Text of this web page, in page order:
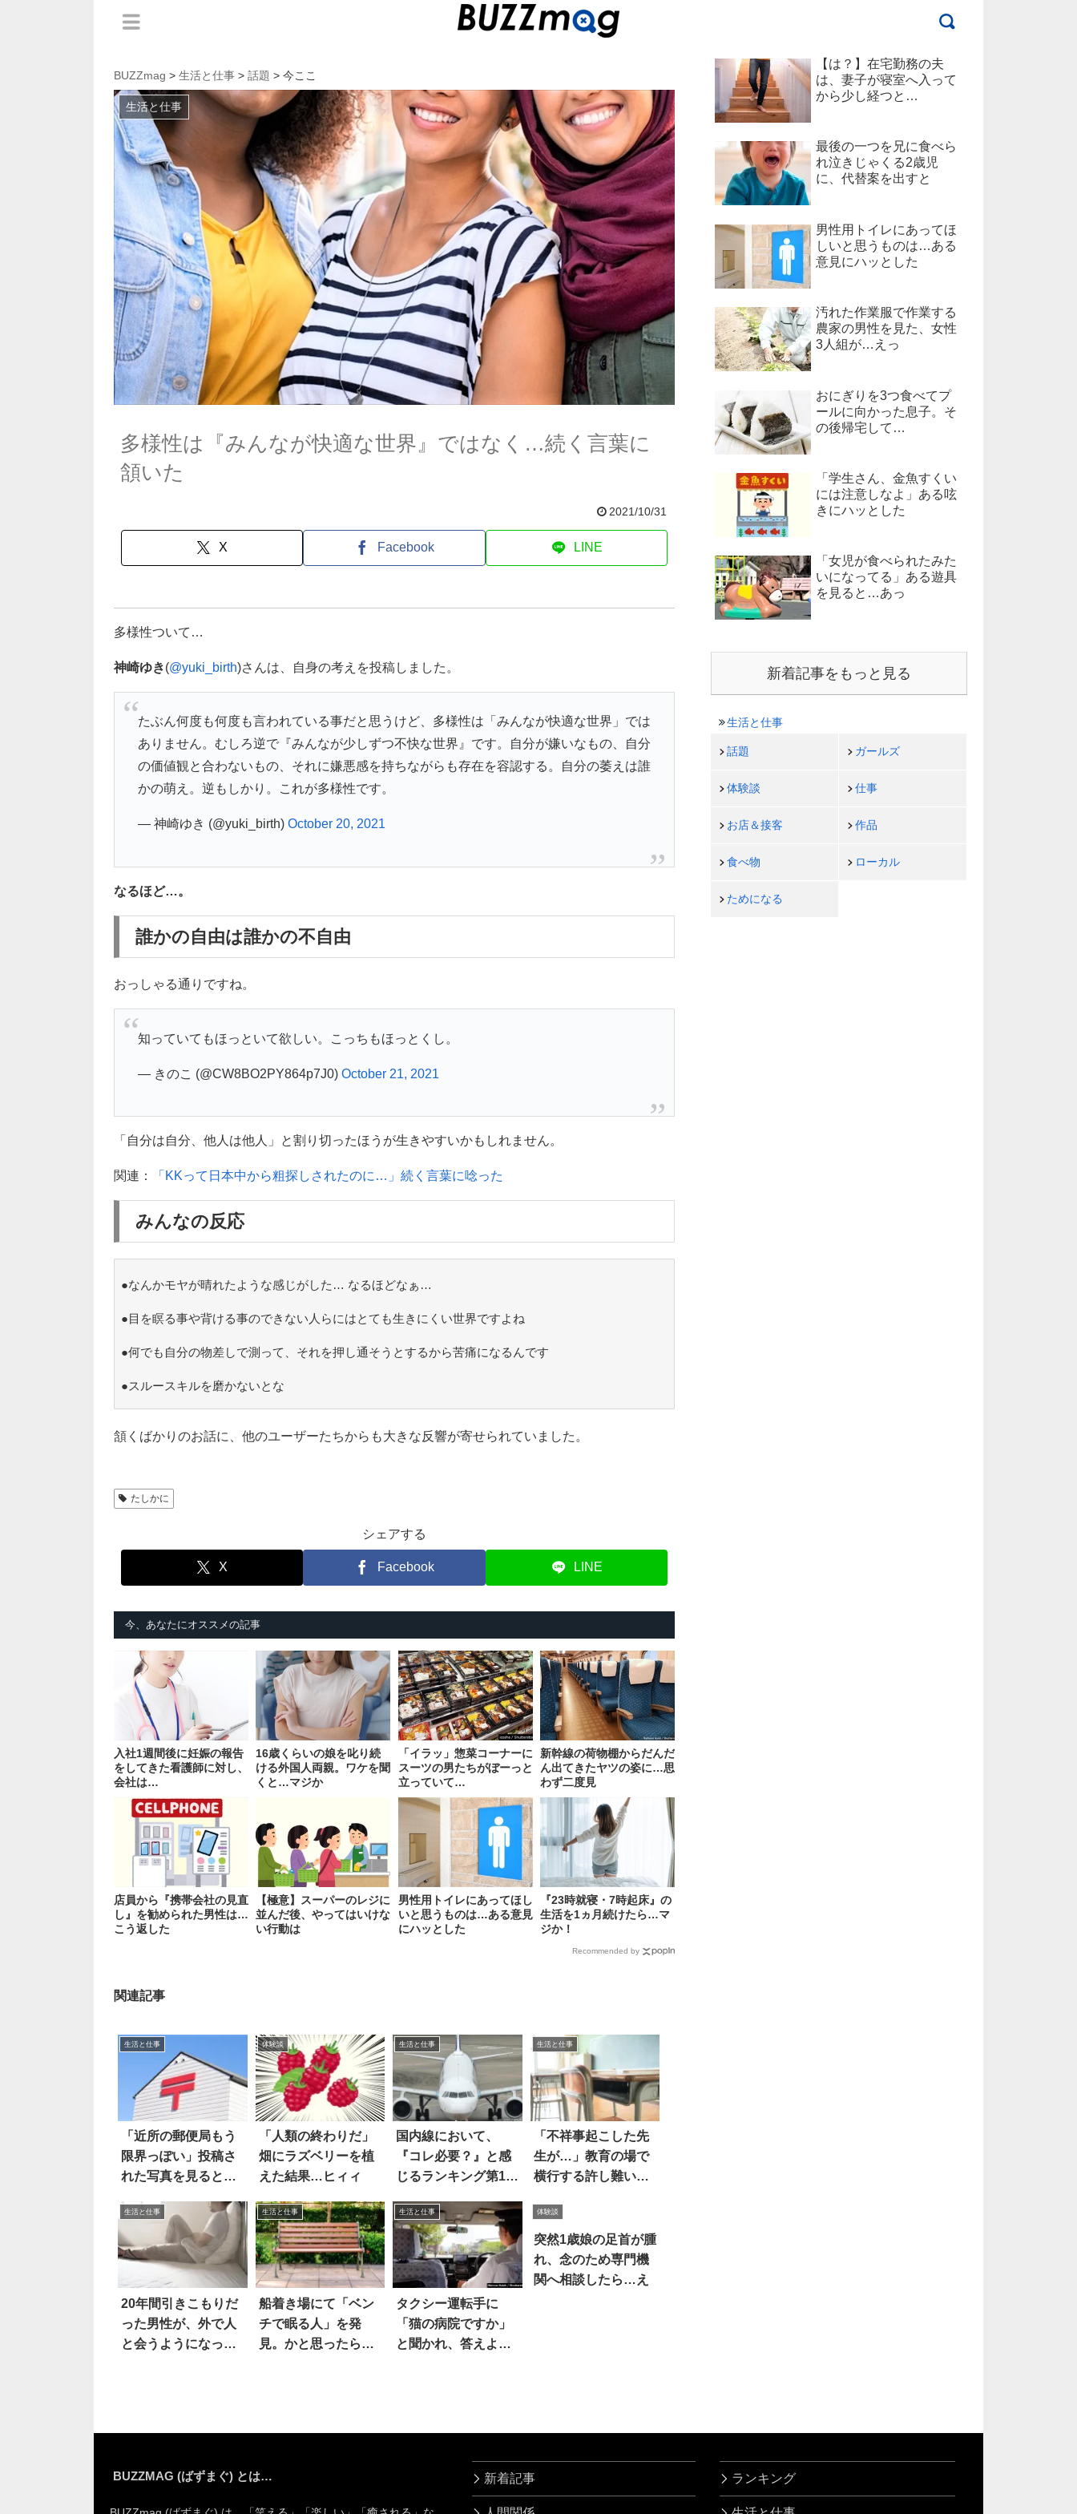
BUZZmag > 生活と仕事 > 話題 > 今ここ
生活と仕事
多様性は『みんなが快適な世界』ではなく…続く言葉に
頷いた
2021/10/31
X Facebook LINE
多様性ついて…
神崎ゆき(@yuki_birth)さんは、自身の考えを投稿しました。
たぶん何度も何度も言われている事だと思うけど、多様性は「みんなが快適な世界」では
ありません。むしろ逆で『みんなが少しずつ不快な世界』です。自分が嫌いなもの、自分
の価値観と合わないもの、それに嫌悪感を持ちながらも存在を容認する。自分の萎えは誰
かの萌え。逆もしかり。これが多様性です。
— 神崎ゆき (@yuki_birth) October 20, 2021
なるほど…。
誰かの自由は誰かの不自由
おっしゃる通りですね。
知っていてもほっといて欲しい。こっちもほっとくし。
— きのこ (@CW8BO2PY864p7J0) October 21, 2021
「自分は自分、他人は他人」と割り切ったほうが生きやすいかもしれません。
関連： 「KKって日本中から粗探しされたのに…」続く言葉に唸った
みんなの反応
●なんかモヤが晴れたような感じがした… なるほどなぁ…
●目を瞑る事や背ける事のできない人らにはとても生きにくい世界ですよね
●何でも自分の物差しで測って、それを押し通そうとするから苦痛になるんです
●スルースキルを磨かないとな
頷くばかりのお話に、他のユーザーたちからも大きな反響が寄せられていました。
たしかに
シェアする
X Facebook LINE
今、あなたにオススメの記事
入社1週間後に妊娠の報告
をしてきた看護師に対し、
会社は…
16歳くらいの娘を叱り続
ける外国人両親。ワケを聞
くと…マジか
「イラッ」惣菜コーナーに
スーツの男たちがぼーっと
立っていて…
新幹線の荷物棚からだんだ
ん出てきたヤツの姿に…思
わず二度見
店員から『携帯会社の見直
し』を勧められた男性は…
こう返した
【極意】スーパーのレジに
並んだ後、やってはいけな
い行動は
男性用トイレにあってほし
いと思うものは…ある意見
にハッとした
『23時就寝・7時起床』の
生活を1ヵ月続けたら…マ
ジか！
Recommended by
関連記事
生活と仕事
「近所の郵便局もう
限界っぽい」投稿さ
れた写真を見ると…
体験談
「人類の終わりだ」
畑にラズベリーを植
えた結果…ヒィィ
生活と仕事
国内線において、
『コレ必要？』と感
じるランキング第1位
生活と仕事
「不祥事起こした先
生が…」教育の場で
横行する許し難いこ
生活と仕事
20年間引きこもりだ
った男性が、外で人
と会うようになっ
生活と仕事
船着き場にて「ベン
チで眠る人」を発
見。かと思ったら…
生活と仕事
タクシー運転手に
「猫の病院ですか」
と聞かれ、答えよう
体験談
突然1歳娘の足首が腫
れ、念のため専門機
関へ相談したら…え
【は？】在宅勤務の夫
は、妻子が寝室へ入って
から少し経つと…
最後の一つを兄に食べら
れ泣きじゃくる2歳児
に、代替案を出すと
男性用トイレにあってほ
しいと思うものは…ある
意見にハッとした
汚れた作業服で作業する
農家の男性を見た、女性
3人組が…えっ
おにぎりを3つ食べてプ
ールに向かった息子。そ
の後帰宅して…
「学生さん、金魚すくい
には注意しなよ」ある呟
きにハッとした
「女児が食べられたみた
いになってる」ある遊具
を見ると…あっ
新着記事をもっと見る
生活と仕事
話題 ガールズ
体験談 仕事
お店＆接客 作品
食べ物 ローカル
ためになる
BUZZMAG (ばずまぐ) とは… 新着記事 ランキング